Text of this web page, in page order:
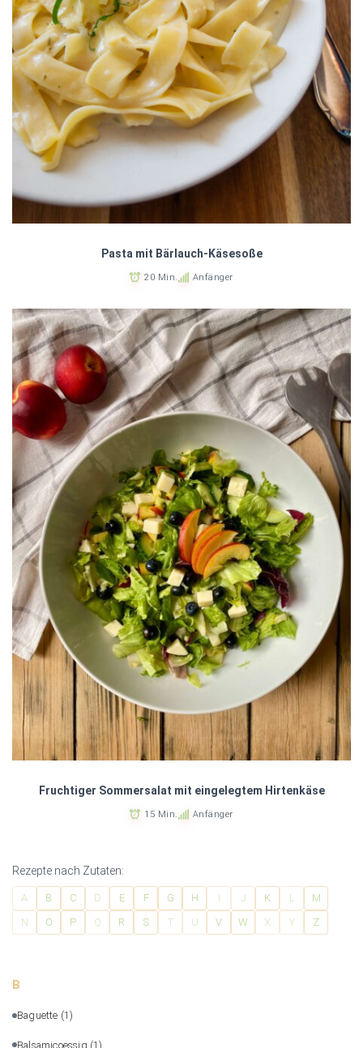
Pasta mit Bärlauch-Käsesoße
20 Min. Anfänger
Fruchtiger Sommersalat mit eingelegtem Hirtenkäse
15 Min. Anfänger
Rezepte nach Zutaten:
A B C D E F G H I J K L
M
N
O P Q R S T U V W X Y Z
B
Baguette (1)
Balsamicoessig (1)